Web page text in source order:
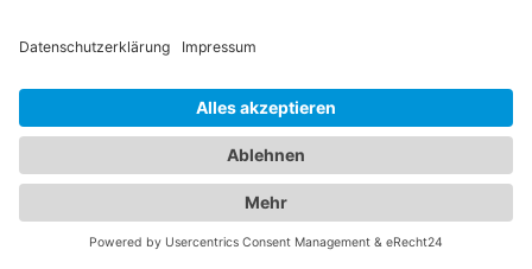
und die Ihrer Familie, indem Sie sich auf die
Jetzt Augenarzt finden!